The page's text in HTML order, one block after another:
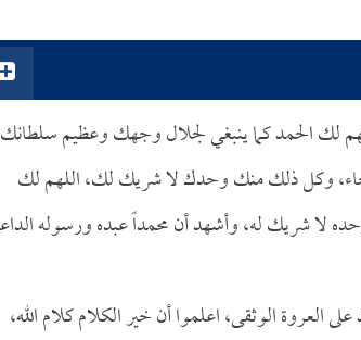
لك الحمد كما ينبغي لجلال وجهك وعظيم
وكل ذلك منك وحدك لا شريك لك، اللهم لك
لا شريك له، وأشهد أن محمداً عبده ورسوله
العروة الوثقى، اعلموا أن خير الكلام كلام الله،